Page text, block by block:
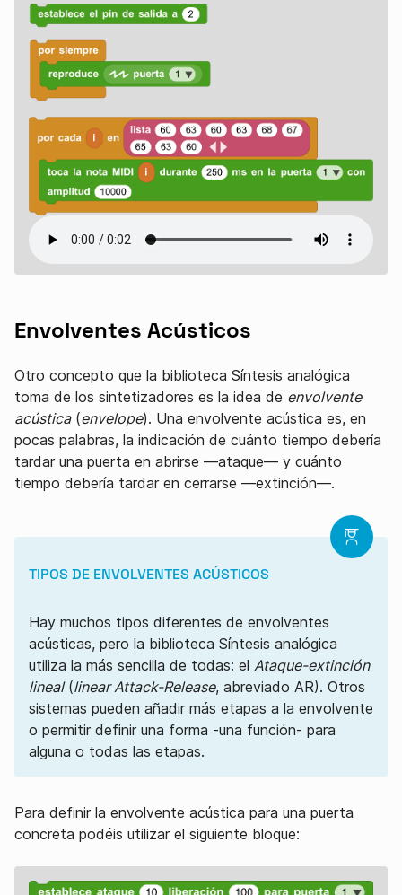
Envolventes Acústicos
Otro concepto que la biblioteca Síntesis analógica
toma de los sintetizadores es la idea de envolvente
acústica(envelope). Una envolvente acústica es, en
pocas palabras, la indicación de cuánto tiempo debería
tardar una puerta en abrirse —ataque— y cuánto
tiempo debería tardar en cerrarse —extinción—.
TIPOS DE ENVOLVENTES ACÚSTICOS
Hay muchos tipos diferentes de envolventes
acústicas, pero la biblioteca Síntesis analógica
utiliza la más sencilla de todas: el Ataque-extinción
lineal(linear Attack-Release, abreviado AR). Otros
sistemas pueden añadir más etapas a la envolvente
o permitir definir una forma -una función- para
alguna o todas las etapas.
Para definir la envolvente acústica para una puerta
concreta podéis utilizar el siguiente bloque: